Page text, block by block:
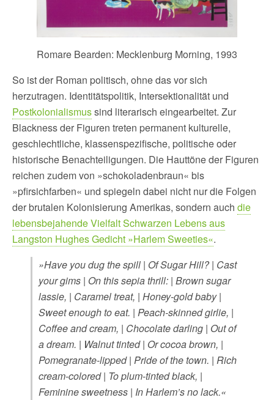
Romare Bearden: Mecklenburg Morning, 1993
So ist der Roman politisch, ohne das vor sich
herzutragen. Identitätspolitik, Intersektionalität und
Postkolonialismussind literarisch eingearbeitet. Zur
Blackness der Figuren treten permanent kulturelle,
geschlechtliche, klassenspezifische, politische oder
historische Benachteiligungen. Die Hauttöne der Figuren
reichen zudem von »schokoladenbraun« bis
»pfirsichfarben« und spiegeln dabei nicht nur die Folgen
der brutalen Kolonisierung Amerikas, sondern auch die
lebensbejahende Vielfalt Schwarzen Lebens aus
Langston Hughes Gedicht »Harlem Sweeties«.
»Have you dug the spill | Of Sugar Hill? | Cast
your gims | On this sepia thrill: | Brown sugar
lassie, | Caramel treat, | Honey-gold baby |
Sweet enough to eat. | Peach-skinned girlie, |
Coffee and cream, | Chocolate darling | Out of
a dream. | Walnut tinted | Or cocoa brown, |
Pomegranate-lipped | Pride of the town. | Rich
cream-colored | To plum-tinted black, |
Feminine sweetness | In Harlem’s no lack.«